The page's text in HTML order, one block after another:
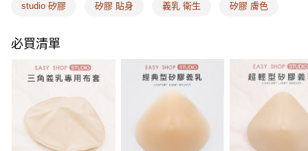
【「AFTEE先享後付」結帳流程】
２．訂單成立數日內，您將收到繳費通知簡訊。
３．收到繳費通知簡訊後14天內，點擊此簡訊中的連結，可透過四大超商／
ATM／網路銀行／等多元方式進行付款，方視為交易完成。
※ 請注意：結帳手續完成當下不需立刻繳費，但若您需要取消訂單，請聯絡
購買商品的店家。未經商家同意取消之訂單仍視為有效，需透過AFTEE先享
後付繳納相關費用。
※ 交易是否成功請以「AFTEE先享後付 」之結帳頁面顯示為準，若有關於
是否繳費成功／繳費後需取消欲退款等相關疑問，請聯繫「AFTEE先享後付
客戶支援中心」
https://netprotections.freshdesk.com/support/home
每筆NT$100，滿NT$1,500(含以上)免運費
每筆NT$100，滿NT$1,500(含以上)免運費
7-11取付
每筆NT$100，滿NT$1,500(含以上)免運費
付款後7-11取貨
每筆NT$100，滿NT$1,500(含以上)免運費
studio 矽膠 矽膠 貼身 義乳 衛生 矽膠 膚色
必買清單